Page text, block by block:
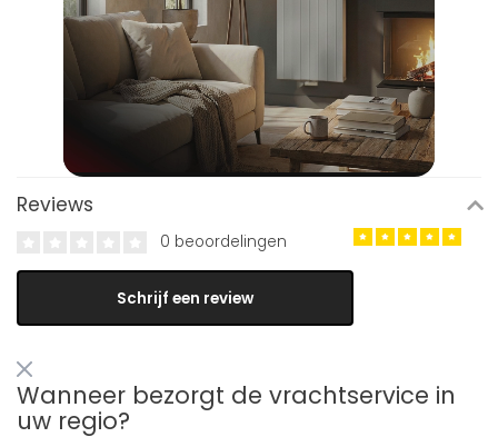
Reviews
0 beoordelingen
Schrijf een review
Wanneer bezorgt de vrachtservice in
uw regio?